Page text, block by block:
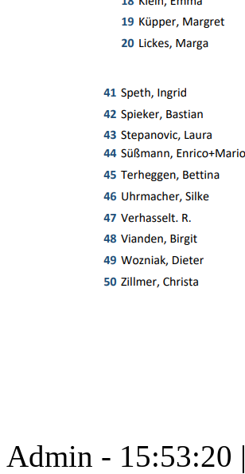
Admin - 15:53:20 |